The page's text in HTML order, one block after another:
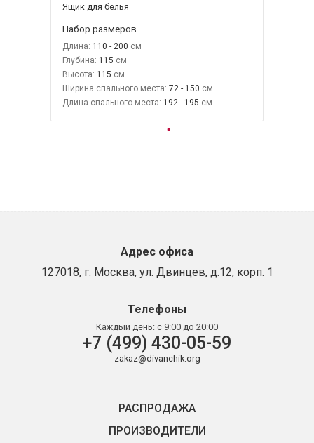
Ящик для белья
Набор размеров
Длина: 110 - 200
Глубина: 115
Высота: 115
Ширина спального места: 72 - 150
Длина спального места: 192 - 195
Адрес офиса
127018, г. Москва, ул. Двинцев, д.12, корп. 1
Телефоны
Каждый день: с 9:00 до 20:00
+7 (499) 430-05-59
zakaz@divanchik.org
РАСПРОДАЖА
ПРОИЗВОДИТЕЛИ